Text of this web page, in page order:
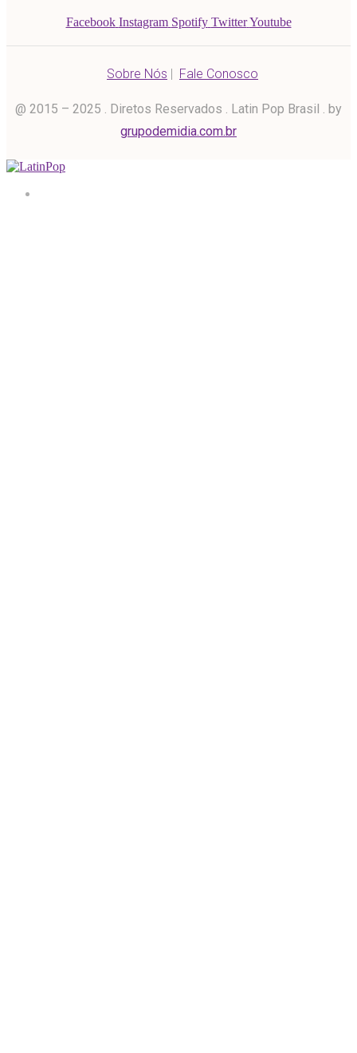
Facebook Instagram Spotify Twitter Youtube
Sobre Nós | Fale Conosco
@ 2015 – 2025 . Diretos Reservados . Latin Pop Brasil . by
grupodemidia.com.br